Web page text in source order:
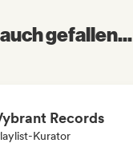
gefallen...
Records
Kurator